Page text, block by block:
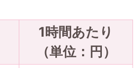
1時間あたり
（単位：円）